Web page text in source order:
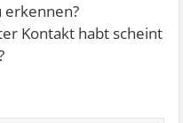
erkennen?
Kontakt habt scheint